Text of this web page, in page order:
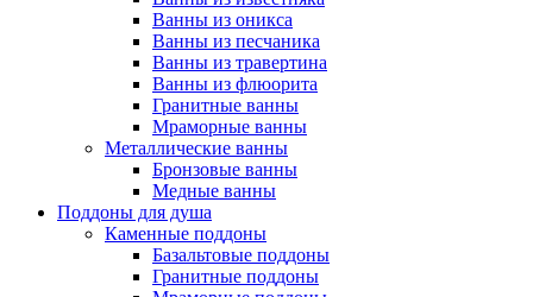
Ванны из оникса
Ванны из песчаника
Ванны из травертина
Ванны из флюорита
Гранитные ванны
Мраморные ванны
Металлические ванны
Бронзовые ванны
Медные ванны
Поддоны для душа
Каменные поддоны
Базальтовые поддоны
Гранитные поддоны